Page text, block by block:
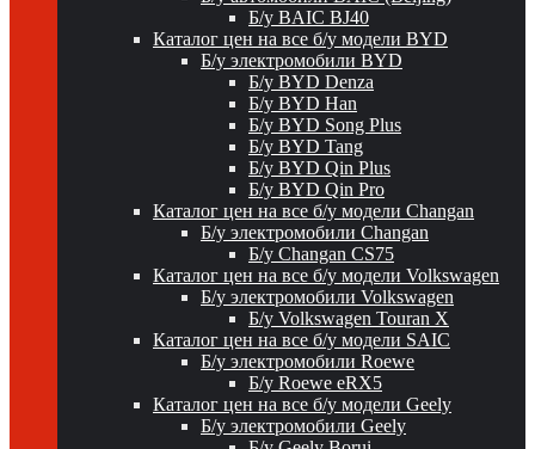
Б/у BAIC BJ40
Каталог цен на все б/у модели BYD
Б/у электромобили BYD
Б/у BYD Denza
Б/у BYD Han
Б/у BYD Song Plus
Б/у BYD Tang
Б/у BYD Qin Plus
Б/у BYD Qin Pro
Каталог цен на все б/у модели Changan
Б/у электромобили Changan
Б/у Changan CS75
Каталог цен на все б/у модели Volkswagen
Б/у электромобили Volkswagen
Б/у Volkswagen Touran X
Каталог цен на все б/у модели SAIC
Б/у электромобили Roewe
Б/у Roewe eRX5
Каталог цен на все б/у модели Geely
Б/у электромобили Geely